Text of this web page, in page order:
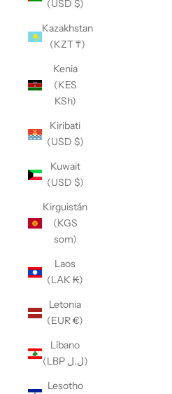
(USD $)
Kazakhstan
(KZT ₸)
Kenia
(KES
KSh)
Kiribati
(USD $)
Kuwait
(USD $)
Kirguistán
(KGS
som)
Laos
(LAK ₭)
Letonia
(EUR €)
Líbano
(LBP ل.ل)
Lesotho